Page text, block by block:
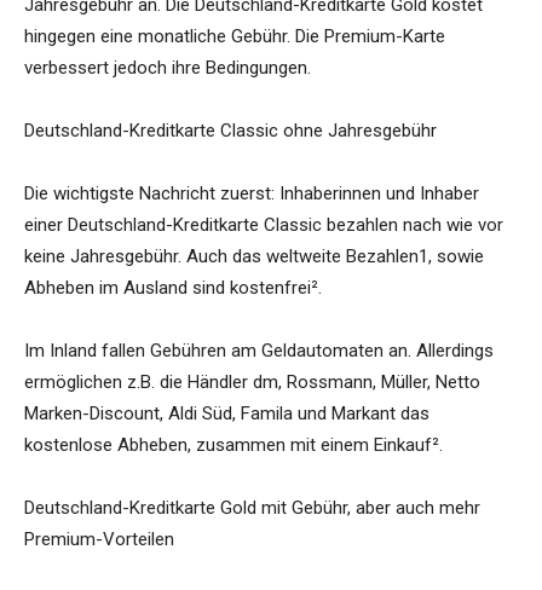
Jahresgebühr an. Die Deutschland-Kreditkarte Gold kostet
hingegen eine monatliche Gebühr. Die Premium-Karte
verbessert jedoch ihre Bedingungen.
Deutschland-Kreditkarte Classic ohne Jahresgebühr
Die wichtigste Nachricht zuerst: Inhaberinnen und Inhaber
einer Deutschland-Kreditkarte Classic bezahlen nach wie vor
keine Jahresgebühr. Auch das weltweite Bezahlen1, sowie
Abheben im Ausland sind kostenfrei².
Im Inland fallen Gebühren am Geldautomaten an. Allerdings
ermöglichen z.B. die Händler dm, Rossmann, Müller, Netto
Marken-Discount, Aldi Süd, Famila und Markant das
kostenlose Abheben, zusammen mit einem Einkauf².
Deutschland-Kreditkarte Gold mit Gebühr, aber auch mehr
Premium-Vorteilen